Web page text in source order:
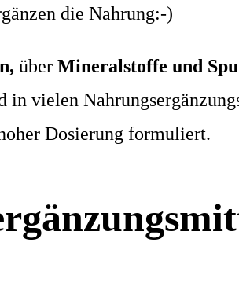
die Nahrung:-)
über Mineralstoffe und
in vielen
Dosierung formuliert.